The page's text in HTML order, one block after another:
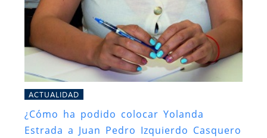
ACTUALIDAD
¿Cómo ha podido colocar Yolanda
Estrada a Juan Pedro Izquierdo Casquero